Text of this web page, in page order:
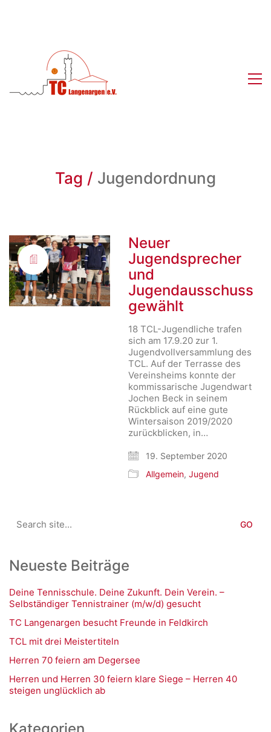
Tag / Jugendordnung
Neuer
Jugendsprecher
und
Jugendausschuss
gewählt
18 TCL-Jugendliche trafen
sich am 17.9.20 zur 1.
Jugendvollversammlung des
TCL. Auf der Terrasse des
Vereinsheims konnte der
kommissarische Jugendwart
Jochen Beck in seinem
Rückblick auf eine gute
Wintersaison 2019/2020
zurückblicken, in…
19. September 2020
Allgemein,Jugend
for:
Neueste Beiträge
Deine Tennisschule. Deine Zukunft. Dein Verein. –
Selbständiger Tennistrainer (m/w/d) gesucht
TC Langenargen besucht Freunde in Feldkirch
TCL mit drei Meistertiteln
Herren 70 feiern am Degersee
Herren und Herren 30 feiern klare Siege – Herren 40
steigen unglücklich ab